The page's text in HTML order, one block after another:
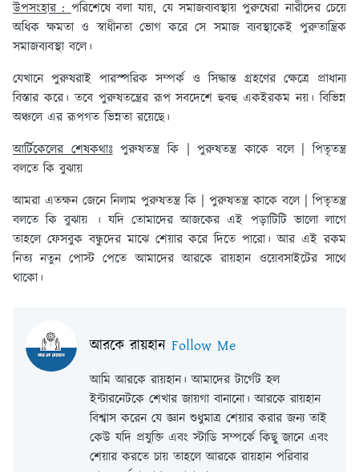
উপসংহার :পরিশেষে বলা যায়, যে সমাজব্যবস্থায় পুরুষেরা নারীদের চেয়ে
অধিক ক্ষমতা ও স্বাধীনতা ভোগ করে সে সমাজ ব্যবস্থাকেই পুরুতান্ত্রিক
সমাজব্যবস্থা বলে।
যেখানে পুরুষরাই পারস্পরিক সম্পর্ক ও সিদ্ধান্ত গ্রহণের ক্ষেত্রে প্রাধান্য
বিস্তার করে। তবে পুরুষতন্ত্রের রূপ সবদেশে হুবহু একইরকম নয়। বিভিন্ন
অঞ্চলে এর রূপগত ভিন্নতা রয়েছে।
আর্টিকেলের শেষকথাঃপুরুষতন্ত্র কি | পুরুষতন্ত্র কাকে বলে | পিতৃতন্ত্র
বলতে কি বুঝায়
আমরা এতক্ষন জেনে নিলাম পুরুষতন্ত্র কি | পুরুষতন্ত্র কাকে বলে | পিতৃতন্ত্র
বলতে কি বুঝায় । যদি তোমাদের আজকের এই পড়াটিটি ভালো লাগে
তাহলে ফেসবুক বন্ধুদের মাঝে শেয়ার করে দিতে পারো। আর এই রকম
নিত্য নতুন পোস্ট পেতে আমাদের আরকে রায়হান ওয়েবসাইটের সাথে
থাকো।
আরকে রায়হান Follow Me
আমি আরকে রায়হান। আমাদের টার্গেট হল
ইন্টারনেটকে শেখার জায়গা বানানো। আরকে রায়হান
বিশ্বাস করেন যে জ্ঞান শুধুমাত্র শেয়ার করার জন্য তাই
কেউ যদি প্রযুক্তি এবং স্টাডি সম্পর্কে কিছু জানে এবং
শেয়ার করতে চায় তাহলে আরকে রায়হান পরিবার